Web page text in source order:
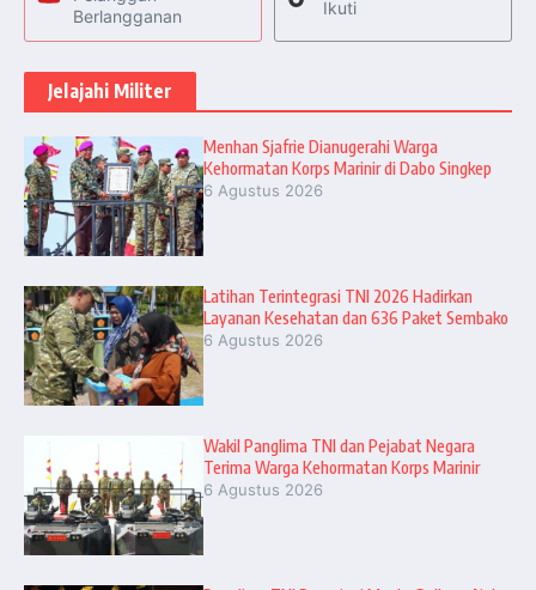
Berlangganan
Ikuti
Jelajahi Militer
Menhan Sjafrie Dianugerahi Warga
Kehormatan Korps Marinir di Dabo Singkep
6 Agustus 2026
Latihan Terintegrasi TNI 2026 Hadirkan
Layanan Kesehatan dan 636 Paket Sembako
6 Agustus 2026
Wakil Panglima TNI dan Pejabat Negara
Terima Warga Kehormatan Korps Marinir
6 Agustus 2026